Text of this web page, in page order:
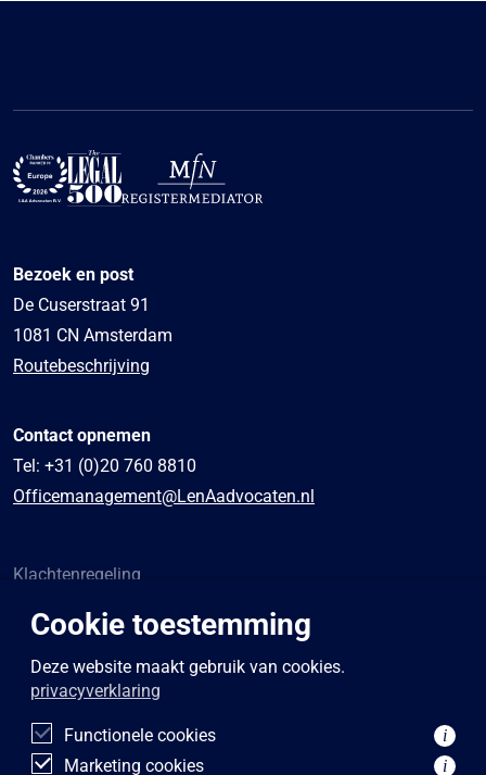
Bezoek en post
De Cuserstraat 91
1081 CN Amsterdam
Routebeschrijving
Contact opnemen
Tel: +31 (0)20 760 8810
Officemanagement@LenAadvocaten.nl
Klachtenregeling
Sponsoring
Privacybeleid
Disclaimer
Cookie toestemming
Deze website maakt gebruik van cookies.
privacyverklaring
Functionele cookies
i
Marketing cookies i